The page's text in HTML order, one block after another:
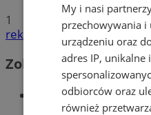
1
reklama
Zobacz również
Wiadomości
My i nasi
przechowywania
urządzeniu oraz
adres IP,
odbiorców oraz
również